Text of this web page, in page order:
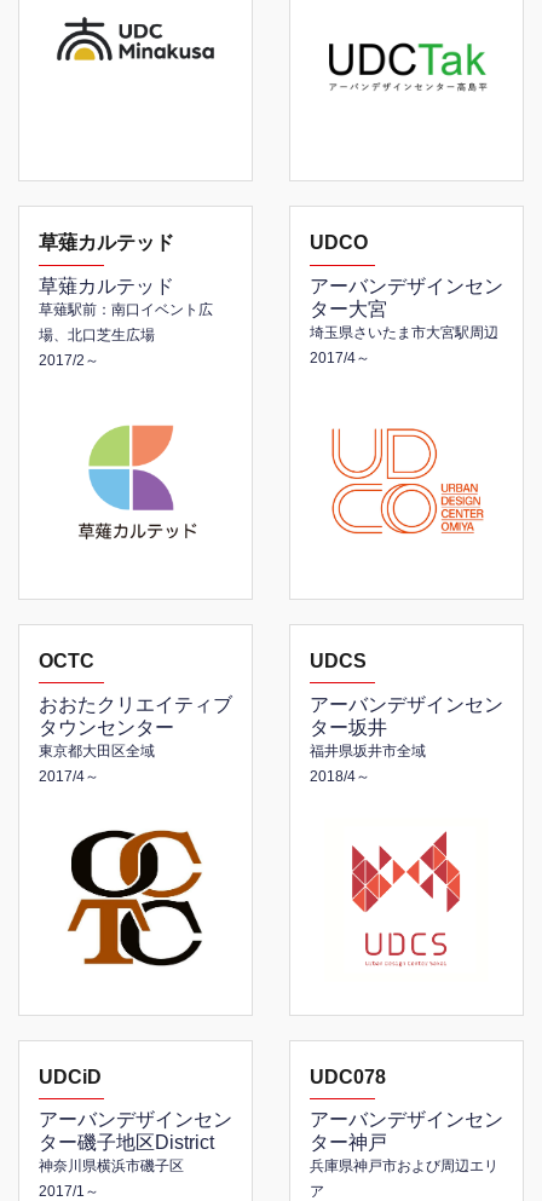
草薙カルテッド
草薙カルテッド
草薙駅前：南口イベント広
場、北口芝生広場
2017/2～
UDCO
アーバンデザインセン
ター大宮
埼玉県さいたま市大宮駅周辺
2017/4～
OCTC
おおたクリエイティブ
タウンセンター
東京都大田区全域
2017/4～
UDCS
アーバンデザインセン
ター坂井
福井県坂井市全域
2018/4～
UDCiD
アーバンデザインセン
ター磯子地区District
神奈川県横浜市磯子区
2017/1～
UDC078
アーバンデザインセン
ター神戸
兵庫県神戸市および周辺エリ
ア